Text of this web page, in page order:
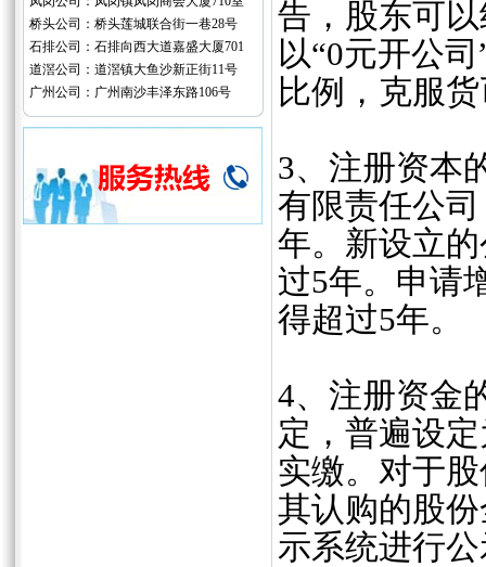
桥头公司：桥头莲城联合街一巷28号
石排公司：石排向西大道嘉盛大厦701
道滘公司：道滘镇大鱼沙新正街11号
广州公司：广州南沙丰泽东路106号
告，股东可
以“0元开公
比例，克服
3、‌注册资本
有限责任公
年。新设立
过5年。申请
得超过5年‌。
4、‌注册资金
定，普遍设
实缴。对于
其认购的股
示系统进行